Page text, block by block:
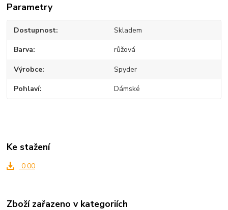
Parametry
Dostupnost Skladem
Barva růžová
Výrobce Spyder
Pohlaví Dámské
Ke stažení
0.00
Zboží zařazeno v kategoriích